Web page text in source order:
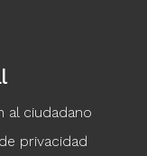
al ciudadano
privacidad